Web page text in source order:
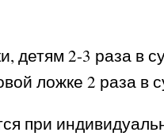
детям 2-3 раза в
ложке 2 раза в
при